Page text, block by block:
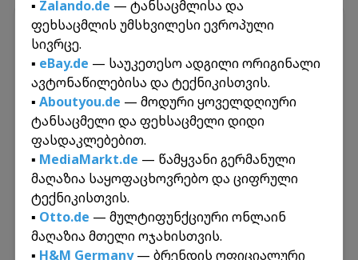
პერსონალური გზავნილები
გააგზავნეთ და მიიღეთ ამანათები ევროპიდან
მარტივად. ჩვენ უზრუნველვყოფთ თქვენი
პირადი ნივთებისა და გზავნილების
უსაფრთხო და სწრაფ ტრანსპორტირებას
საქართველოდან ევროპაში და პირიქით.
საქართველო
🌍
▪️ Zalando.de — ტანსაცმლისა და
ფეხსაცმლის უმსხვილესი ევროპული
სივრცე.
▪️ eBay.de — საუკეთესო ადგილი ორიგინალი
ავტონაწილებისა და ტექნიკისთვის.
▪️ Aboutyou.de — მოდური ყოველდღიური
ტანსაცმელი და ფეხსაცმელი დიდი
ფასდაკლებებით.
▪️ MediaMarkt.de — წამყვანი გერმანული
მაღაზია საყოფაცხოვრებო და ციფრული
ტექნიკისთვის.
▪️ Otto.de — მულტიფუნქციური ონლაინ
მაღაზია მთელი ოჯახისთვის.
▪️ H&M Germany — ბრენდის ოფიციალური